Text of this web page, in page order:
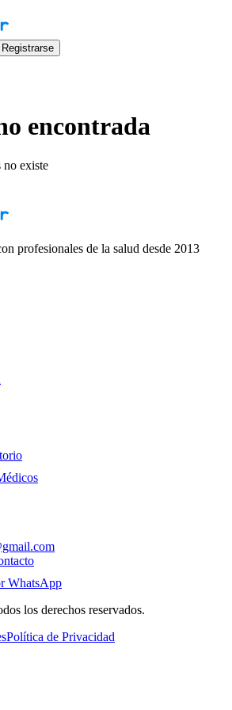
Registrarse
encontrada
no existe
profesionales de la salud desde 2013
WhatsApp
los derechos reservados.
Política de Privacidad